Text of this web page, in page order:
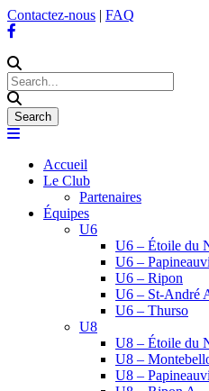
Contactez-nous | FAQ
Accueil
Le Club
Partenaires
Équipes
U6
U6 – Étoile du
U6 –
U6 – Ripon
U6 – St-André
U6 – Thurso
U8
U8 – Étoile du
U8 –
U8 –